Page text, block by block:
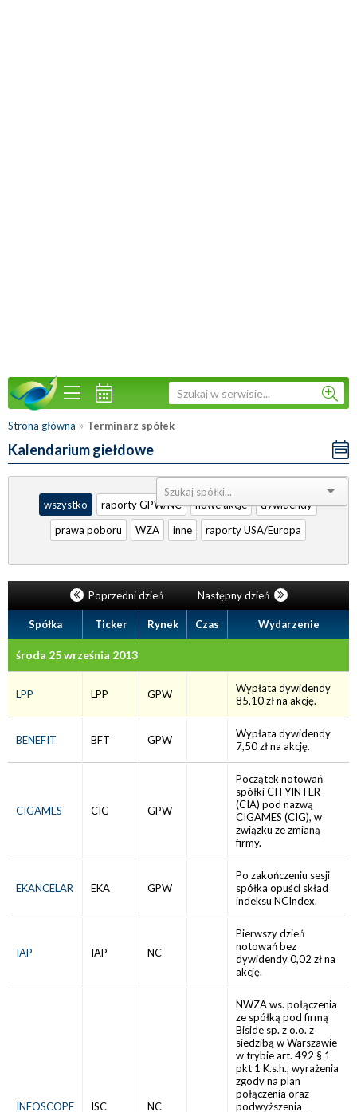
Strona główna » Terminarz spółek
Kalendarium giełdowe
Sortuj:
wszystko
raporty GPW/NC nowe akcje
dywidendy
prawa poboru
WZA inne raporty USA/Europa
Poprzedni dzień Następny dzień
Spółka Ticker Rynek Czas Wydarzenie
środa 25 września 2013
LPP LPP GPW
Wypłata dywidendy
85,10 zł na akcję.
BENEFIT BFT GPW
Wypłata dywidendy
7,50 zł na akcję.
CIGAMES CIG GPW
Początek notowań
spółki CITYINTER
(CIA) pod nazwą
CIGAMES (CIG), w
związku ze zmianą
firmy.
EKANCELAR EKA GPW
Po zakończeniu sesji
spółka opuści skład
indeksu NCIndex.
IAP IAP NC
Pierwszy dzień
notowań bez
dywidendy 0,02 zł na
akcję.
INFOSCOPE ISC NC
NWZA ws. połączenia
ze spółką pod firmą
Biside sp. z o.o. z
siedzibą w Warszawie
w trybie art. 492 § 1
pkt 1 K.s.h., wyrażenia
zgody na plan
połączenia oraz
podwyższenia